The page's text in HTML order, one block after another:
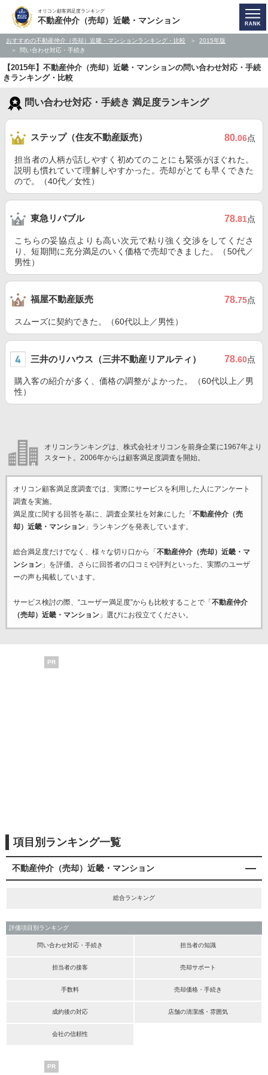
オリコン顧客満足度ランキング
不動産仲介（売却）近畿・マンション
おすすめの不動産仲介（売却）近畿・マンションランキング・比較
2015年版
問い合わせ対応・手続き
【2015年】不動産仲介（売却）近畿・マンションの問い合わせ対応・手続
きランキング・比較
問い合わせ対応・手続き 満足度ランキング
ステップ（住友不動産販売） 80.06点
担当者の人柄が話しやすく初めてのことにも緊張がほぐれた。
説明も慣れていて理解しやすかった。売却がとても早くできた
ので。（40代／女性）
東急リバブル 78.81点
こちらの妥協点よりも高い次元で粘り強く交渉をしてくださ
り、短期間に充分満足のいく価格で売却できました。（50代／
男性）
福屋不動産販売 78.75点
スムーズに契約できた。（60代以上／男性）
三井のリハウス（三井不動産リアルティ） 78.60点
購入客の紹介が多く、価格の調整がよかった。（60代以上／男
性）
オリコンランキングは、株式会社オリコンを前身企業に1967年より
スタート。2006年からは顧客満足度調査を開始。
オリコン顧客満足度調査では、実際にサービスを利用した 人にアンケート
調査を実施。
満足度に関する回答を基に、調査企業社を対象にした「 不動産仲介（売
却）近畿・マンション」ランキングを発表しています。
総合満足度だけでなく、様々な切り口から「 不動産仲介（売却）近畿・マ
ンション」を評価。さらに回答者の口コミや評判といった、実際のユーザ
ーの声も掲載しています。
サービス検討の際、“ユーザー満足度”からも比較することで「 不動産仲介
（売却）近畿・マンション」選びにお役立てください。
PR
項目別ランキング一覧
不動産仲介（売却）近畿・マンション
総合ランキング
評価項目別ランキング
問い合わせ対応・手続き 担当者の知識
担当者の接客 売却サポート
手数料 売却価格・手続き
成約後の対応 店舗の清潔感・雰囲気
会社の信頼性
PR